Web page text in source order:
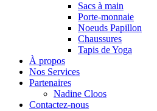
Sacs à main
Porte-monnaie
Noeuds Papillon
Chaussures
Tapis de Yoga
À propos
Nos Services
Partenaires
Nadine Cloos
Contactez-nous